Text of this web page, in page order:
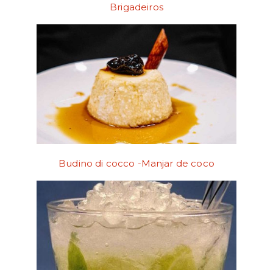
Brigadeiros
Budino di cocco -Manjar de coco